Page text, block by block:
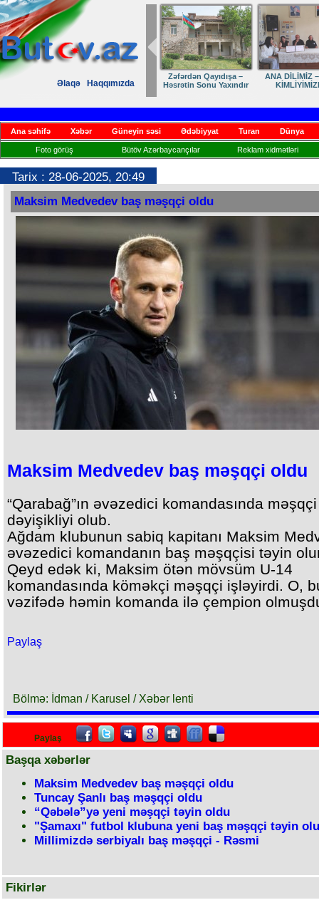
Əlaqə Haqqımızda
Zəfərdən Qayıdışa –
Həsrətin Sonu Yaxındır
ANA DİLİMİZ
Ana səhifə Xəbər Güneyin səsi Ədəbiyyat Turan Dünya
Foto görüş Bütöv Azərbaycançılar Reklam xidmətləri
Tarix : 28-06-2025, 20:49
Maksim Medvedev baş məşqçi oldu
Maksim Medvedev baş məşqçi oldu
“Qarabağ”ın əvəzedici komandasında məşqçi
dəyişikliyi olub.
Ağdam klubunun sabiq kapitanı Maksim
əvəzedici komandanın baş məşqçisi təyin
Qeyd edək ki, Maksim ötən mövsüm U-14
komandasında köməkçi məşqçi işləyirdi. O,
vəzifədə həmin komanda ilə çempion
Paylaş
Bölmə: İdman / Karusel / Xəbər lenti
Paylaş
Başqa xəbərlər
Maksim Medvedev baş məşqçi oldu
Tuncay Şanlı baş məşqçi oldu
“Qəbələ”yə yeni məşqçi təyin oldu
"Şamaxı" futbol klubuna yeni baş məşqçi təyin
Millimizdə serbiyalı baş məşqçi - Rəsmi
Fikirlər